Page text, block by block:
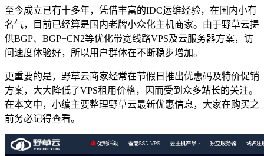
至今成立已有十多年，凭借丰富的IDC运维经验，在国内小有
名气，目前已经算是国内老牌小众化主机商家。由于野草云提
供BGP、BGP+CN2等优化带宽线路VPS及云服务器方案，访
问速度体验好，所以用户群体在不断稳步增加。
更重要的是，野草云商家经常在节假日推出优惠码及特价促销
方案，大大降低了VPS租用价格，因而受到众多站长的关注。
在本文中，小编主要整理野草云最新优惠信息，大家在购买之
前务必记得查看。